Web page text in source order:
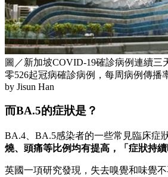
圖／新加坡COVID-19確診病例連續三
零526起冠病確診病例，每周病例傳播
by Jisun Han
而BA.5的症狀是？
BA.4、BA.5感染者的一些常見臨床症
燒、頭痛等比例均有提高，「症狀持續
英國一項研究發現，失去嗅覺和味覺